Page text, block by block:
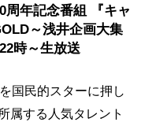
年記念番組 『キャ
～浅井企画大集
時～生放送
国民的スターに押し
属する人気タレント